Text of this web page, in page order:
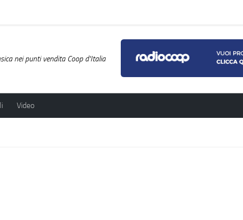
nei punti vendita Coop d'Italia
Video